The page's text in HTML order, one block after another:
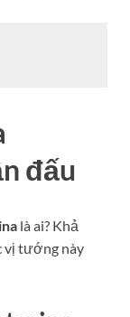
đấu
là ai? Khả
vị tướng này